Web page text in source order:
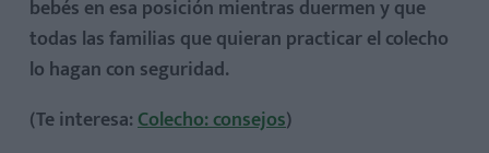
bebés en esa posición mientras duermen y que
todas las familias que quieran practicar el colecho
lo hagan con seguridad.
(Te interesa:Colecho: consejos)